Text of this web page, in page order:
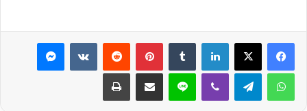
لينكدإن بينتيريست ماسنجر
واتساب تيلقرام ڤايبر لاين مشاركة عبر البريد طباعة